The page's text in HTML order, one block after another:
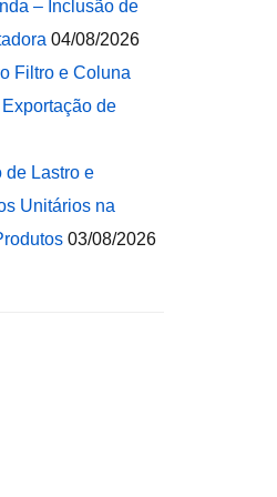
– Inclusão de
04/08/2026
Filtro e Coluna
de
de Lastro e
Unitários na
03/08/2026